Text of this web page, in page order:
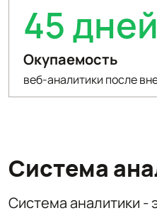
45 дней
Окупаемость
веб-аналитики после
Система
Система аналитики -